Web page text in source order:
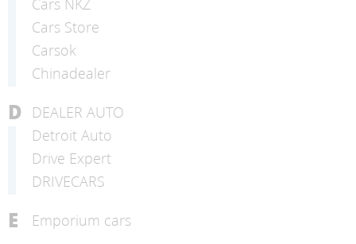
Cars Store
Carsok
Chinadealer
D
DEALER AUTO
Detroit Auto
Drive Expert
DRIVECARS
E Emporium cars